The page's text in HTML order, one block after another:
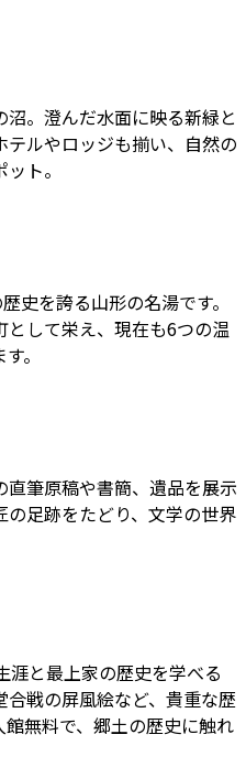
。澄んだ水面に映る新緑と
ルやロッジも揃い、自然の
ト。
史を誇る山形の名湯です。
して栄え、現在も6つの温
。
筆原稿や書簡、遺品を展示
足跡をたどり、文学の世界
涯と最上家の歴史を学べる
戦の屏風絵など、貴重な歴
無料で、郷土の歴史に触れ